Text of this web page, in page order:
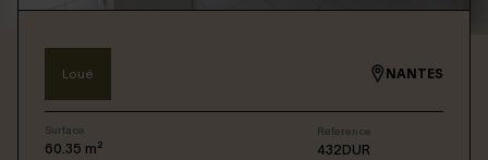
Connexion / Inscription
Loué NANTES
Surface
60.35 m²
Reference
432DUR